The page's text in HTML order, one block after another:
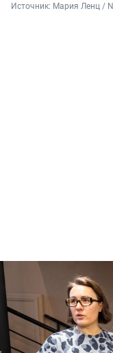
Источник: Мария Ленц /